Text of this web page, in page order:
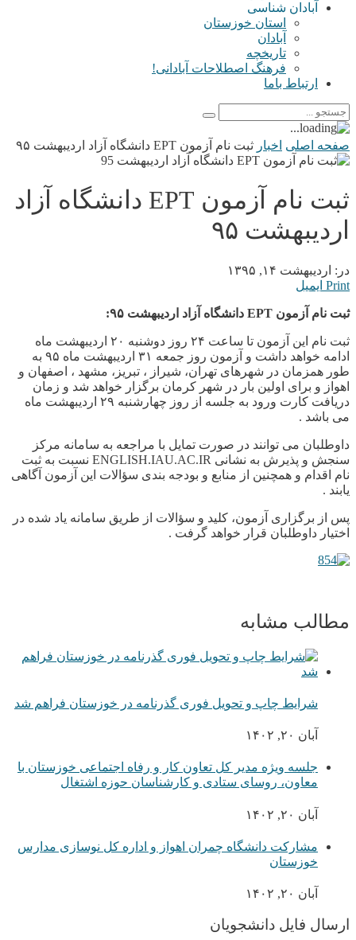
آبادان شناسی
استان خوزستان
آبادان
تاریخچه
فرهنگ اصطلاحات آبادانی!
ارتباط باما
صفحه اصلی اخبار ثبت نام آزمون EPT دانشگاه آزاد اردیبهشت ۹۵
ثبت نام آزمون EPT دانشگاه آزاد
اردیبهشت ۹۵
در: اردیبهشت ۱۴, ۱۳۹۵
Print ایمیل
ثبت نام آزمون EPT دانشگاه آزاد اردیبهشت ۹۵:
ثبت نام این آزمون تا ساعت ۲۴ روز دوشنبه ۲۰ اردیبهشت ماه
ادامه خواهد داشت و آزمون روز جمعه ۳۱ اردیبهشت ماه ۹۵ به
طور همزمان در شهرهای تهران، شیراز ، تبریز، مشهد ، اصفهان و
اهواز و برای اولين بار در شهر کرمان برگزار خواهد شد و زمان
دریافت کارت ورود به جلسه از روز چهارشنبه ۲۹ اردیبهشت ماه
می باشد .
داوطلبان می توانند در صورت تمایل با مراجعه به سامانه مرکز
سنجش و پذیرش به نشانی ENGLISH.IAU.AC.IR نسبت به ثبت
نام اقدام و همچنین از منابع و بودجه بندی سؤالات این آزمون آگاهی
یابند .
پس از برگزاری آزمون، کلید و سؤالات از طریق سامانه یاد شده در
اختیار داوطلبان قرار خواهد گرفت .
مطالب مشابه
شرایط چاپ و تحویل فوری گذرنامه در خوزستان فراهم شد
آبان ۲۰, ۱۴۰۲
جلسه ویژه مدیر کل تعاون کار و رفاه اجتماعی خوزستان با
معاون، روسای ستادی و کارشناسان حوزه اشتغال
آبان ۲۰, ۱۴۰۲
مشارکت دانشگاه چمران اهواز و اداره کل نوسازی مدارس
خوزستان
آبان ۲۰, ۱۴۰۲
ارسال فایل دانشجویان